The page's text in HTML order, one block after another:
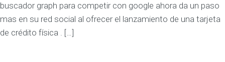
buscador graph para competir con google ahora da un paso
mas en su red social al ofrecer el lanzamiento de una tarjeta
de crédito física . […]